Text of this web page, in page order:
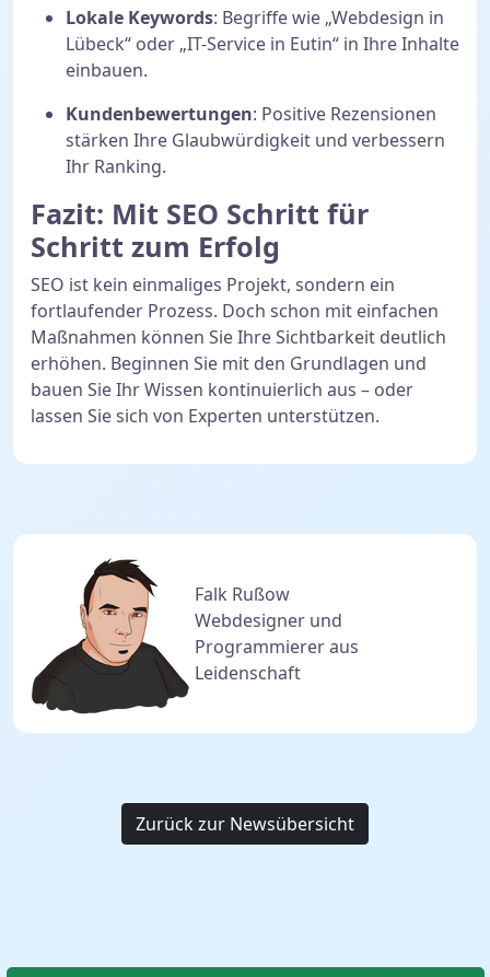
Lokale Keywords: Begriffe wie „Webdesign in
Lübeck“ oder „IT-Service in Eutin“ in Ihre Inhalte
einbauen.
Kundenbewertungen: Positive Rezensionen
stärken Ihre Glaubwürdigkeit und verbessern
Ihr Ranking.
Fazit: Mit SEO Schritt für
Schritt zum Erfolg
SEO ist kein einmaliges Projekt, sondern ein
fortlaufender Prozess. Doch schon mit einfachen
Maßnahmen können Sie Ihre Sichtbarkeit deutlich
erhöhen. Beginnen Sie mit den Grundlagen und
bauen Sie Ihr Wissen kontinuierlich aus – oder
lassen Sie sich von Experten unterstützen.
Falk Rußow
Webdesigner und
Programmierer aus
Leidenschaft
Zurück zur Newsübersicht